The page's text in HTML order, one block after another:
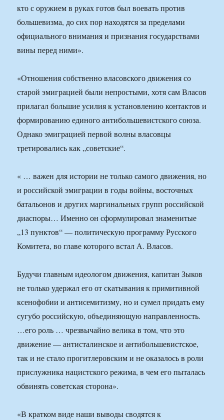
кто с оружием в руках готов был воевать против
большевизма, до сих пор находятся за пределами
официального внимания и признания государствами
вины перед ними».
«Отношения собственно власовского движения со
старой эмиграцией были непростыми, хотя сам Власов
прилагал большие усилия к установлению контактов и
формированию единого антибольшевистского союза.
Однако эмиграцией первой волны власовцы
третировались как „советские“.
« … важен для истории не только самого движения, но
и российской эмиграции в годы войны, восточных
батальонов и других маргинальных групп российской
диаспоры… Именно он сформулировал знаменитые
„13 пунктов“ — политическую программу Русского
Комитета, во главе которого встал А. Власов.
Будучи главным идеологом движения, капитан Зыков
не только удержал его от скатывания к примитивной
ксенофобии и антисемитизму, но и сумел придать ему
сугубо российскую, объединяющую направленность.
…его роль … чрезвычайно велика в том, что это
движение — антисталинское и антибольшевистское,
так и не стало прогитлеровским и не оказалось в роли
прислужника нацистского режима, в чем его пыталась
обвинять советская сторона».
«В кратком виде наши выводы сводятся к